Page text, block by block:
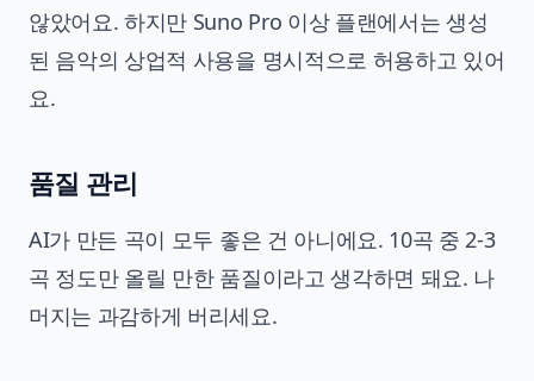
않았어요. 하지만 Suno Pro 이상 플랜에서는 생성
된 음악의 상업적 사용을 명시적으로 허용하고 있어
요.
품질 관리
AI가 만든 곡이 모두 좋은 건 아니에요. 10곡 중 2-3
곡 정도만 올릴 만한 품질이라고 생각하면 돼요. 나
머지는 과감하게 버리세요.